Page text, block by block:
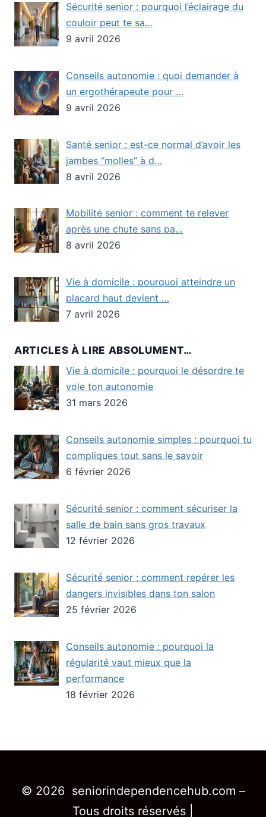
Sécurité senior : pourquoi l’éclairage du
couloir peut te sa…
9 avril 2026
Conseils autonomie : quoi demander à
un ergothérapeute pour …
9 avril 2026
Santé senior : est-ce normal d’avoir les
jambes “molles” à d…
8 avril 2026
Mobilité senior : comment te relever
après une chute sans pa…
8 avril 2026
Vie à domicile : pourquoi atteindre un
placard haut devient …
7 avril 2026
ARTICLES À LIRE ABSOLUMENT…
Vie à domicile : pourquoi le désordre te
vole ton autonomie
31 mars 2026
Conseils autonomie simples : pourquoi tu
compliques tout sans le savoir
6 février 2026
Sécurité senior : comment sécuriser la
salle de bain sans gros travaux
12 février 2026
Sécurité senior : comment repérer les
dangers invisibles dans ton salon
25 février 2026
Conseils autonomie : pourquoi la
régularité vaut mieux que la
performance
18 février 2026
© 2026 seniorindependencehub.com –
Tous droits réservés |